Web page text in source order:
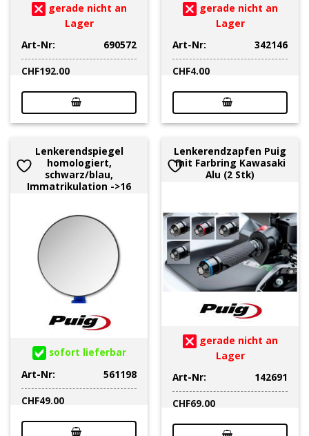
gerade nicht an
Lager
Art-Nr:
690572
CHF192.00
gerade nicht an
Lager
Art-Nr:
342146
CHF4.00
Lenkerendspiegel
homologiert,
schwarz/blau,
Immatrikulation ->16
sofort lieferbar
Art-Nr:
561198
CHF49.00
Lenkerendzapfen Puig
mit Farbring Kawasaki
Alu (2 Stk)
gerade nicht an
Lager
Art-Nr:
142691
CHF69.00